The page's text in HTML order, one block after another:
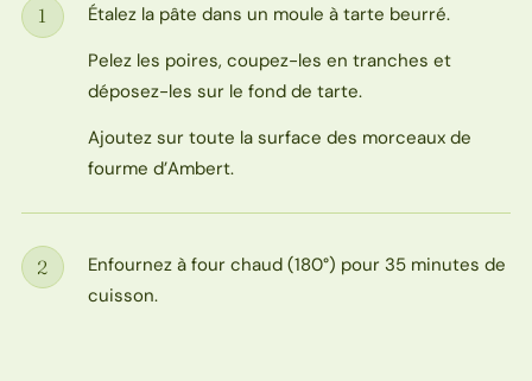
Étape
1
Étalez la pâte dans un moule à tarte beurré.
Pelez les poires, coupez-les en tranches et
déposez-les sur le fond de tarte.
Ajoutez sur toute la surface des morceaux de
fourme d’Ambert.
Étape
2
Enfournez à four chaud (180°) pour 35 minutes de
cuisson.